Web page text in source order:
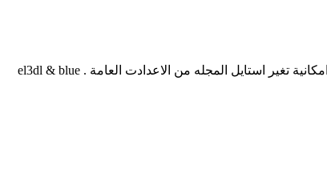
امكانيات المجلة :- عداد الصفحات يعمل ,مع اضافة كل من الازرار التالي و السابق . امكانية اضافة موضوع مثبت . تصفح عشوائى للمقالات . امكانية تغير استايل المجله من الاعدادت العامة . el3dl & blue